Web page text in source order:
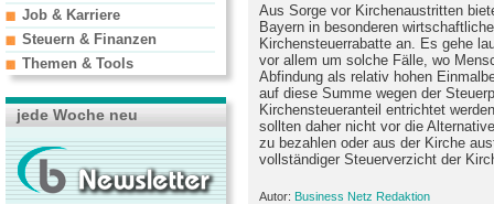
Aus Sorge vor Kirchenaustritten
Bayern in besonderen
Kirchensteuerrabatte an. Es gehe
vor allem um solche Fälle, wo
Abfindung als relativ hohen
auf diese Summe wegen der
Kirchensteueranteil entrichtet
sollten daher nicht vor die
zu bezahlen oder aus der Kirche
vollständiger Steuerverzicht der
Autor: Business Netz Redaktion
Job & Karriere
Steuern & Finanzen
Themen & Tools
jede Woche neu